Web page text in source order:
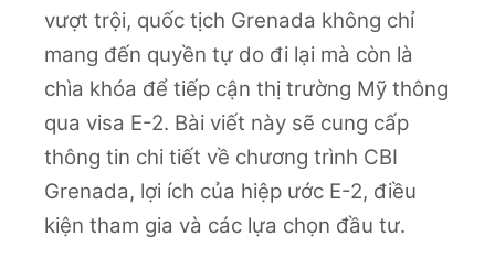
vượt trội, quốc tịch Grenada không chỉ
mang đến quyền tự do đi lại mà còn là
chìa khóa để tiếp cận thị trường Mỹ thông
qua visa E-2. Bài viết này sẽ cung cấp
thông tin chi tiết về chương trình CBI
Grenada, lợi ích của hiệp ước E-2, điều
kiện tham gia và các lựa chọn đầu tư.